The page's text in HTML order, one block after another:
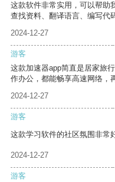
这款软件非常实用，可以帮助
查找资料、翻译语言、编写代
2024-12-27
游客
这款加速器app简直是居家旅
作办公，都能畅享高速网络，
2024-12-27
游客
这款学习软件的社区氛围非常
2024-12-27
游客